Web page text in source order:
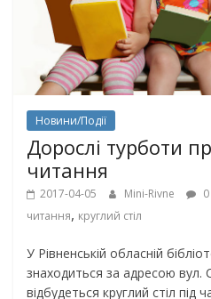
Новини/Події
Дорослі турботи
читання
2017-04-05 Mini-Rivne
читання, круглий стіл
У Рівненській обласній
знаходиться за адресою вул.
відбудеться круглий стіл під
книжок